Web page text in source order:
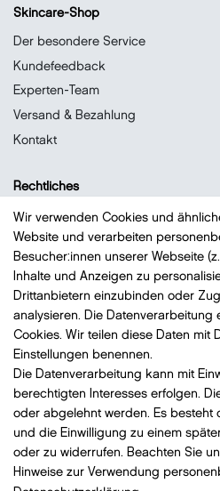
Skincare-Shop
Der besondere Service
Kundefeedback
Experten-Team
Versand & Bezahlung
Kontakt
Rechtliches
Datenschutz
Impressum
Widerrufsrecht
AGB
Vertrag widerrufen
Bezahlung mit VISA, MasterCard,
Versandmit DHL
Wir verwenden Cookies und
Website und verarbeiten
Besucher:innen unserer Webseite
Inhalte und Anzeigen zu
Drittanbietern einzubinden oder
analysieren. Die
Cookies. Wir teilen diese Daten mit
Einstellungen benennen.
Die Datenverarbeitung kann mit
berechtigten Interesses erfolgen.
oder abgelehnt werden. Es besteht
und die Einwilligung zu einem
oder zu widerrufen. Beachten Sie
Hinweise zur Verwendung